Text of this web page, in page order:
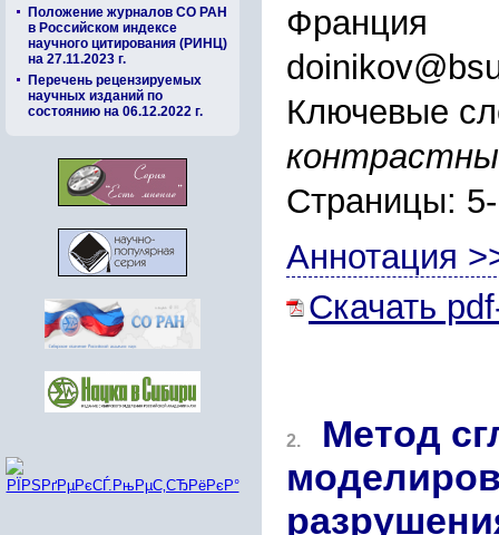
Положение журналов СО РАН
в Российском индексе
научного цитирования (РИНЦ)
на 27.11.2023 г.
Перечень рецензируемых
научных изданий по
состоянию на 06.12.2022 г.
Франция
Ключевые
Страницы:
Аннотация
Скачать
2.
Метод